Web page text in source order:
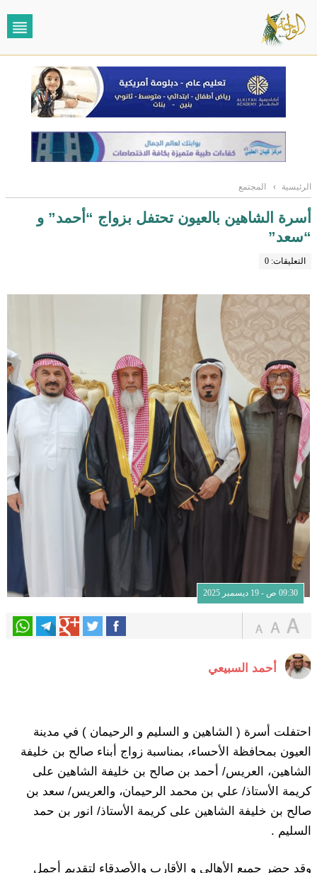
الرئيسية › المجتمع
أسرة الشاهين بالعيون تحتفل بزواج “أحمد” و
“سعد”
التعليقات: 0
09:30 ص - 19 ديسمبر 2025
أحمد السبيعي
احتفلت أسرة ( الشاهين و السليم و الرحيمان ) في مدينة
العيون بمحافظة الأحساء، بمناسبة زواج أبناء صالح بن خليفة
الشاهين، العريس/ أحمد بن صالح بن خليفة الشاهين على
كريمة الأستاذ/ علي بن محمد الرحيمان، والعريس/ سعد بن
صالح بن خليفة الشاهين على كريمة الأستاذ/ انور بن حمد
السليم .
وقد حضر جميع الأهالي و الأقارب والأصدقاء لتقديم أجمل